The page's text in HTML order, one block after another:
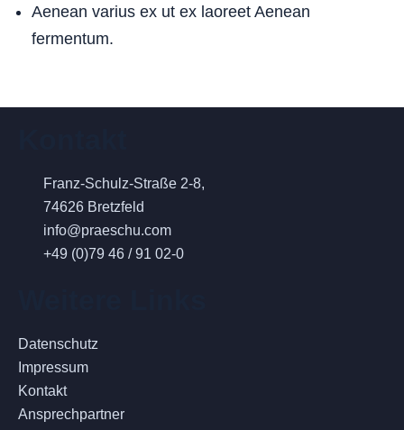
Aenean varius ex ut ex laoreet Aenean
fermentum.
Franz-Schulz-Straße 2-8,
74626 Bretzfeld
info@praeschu.com
+49 (0)79 46 / 91 02-0
Datenschutz
Impressum
Kontakt
Ansprechpartner